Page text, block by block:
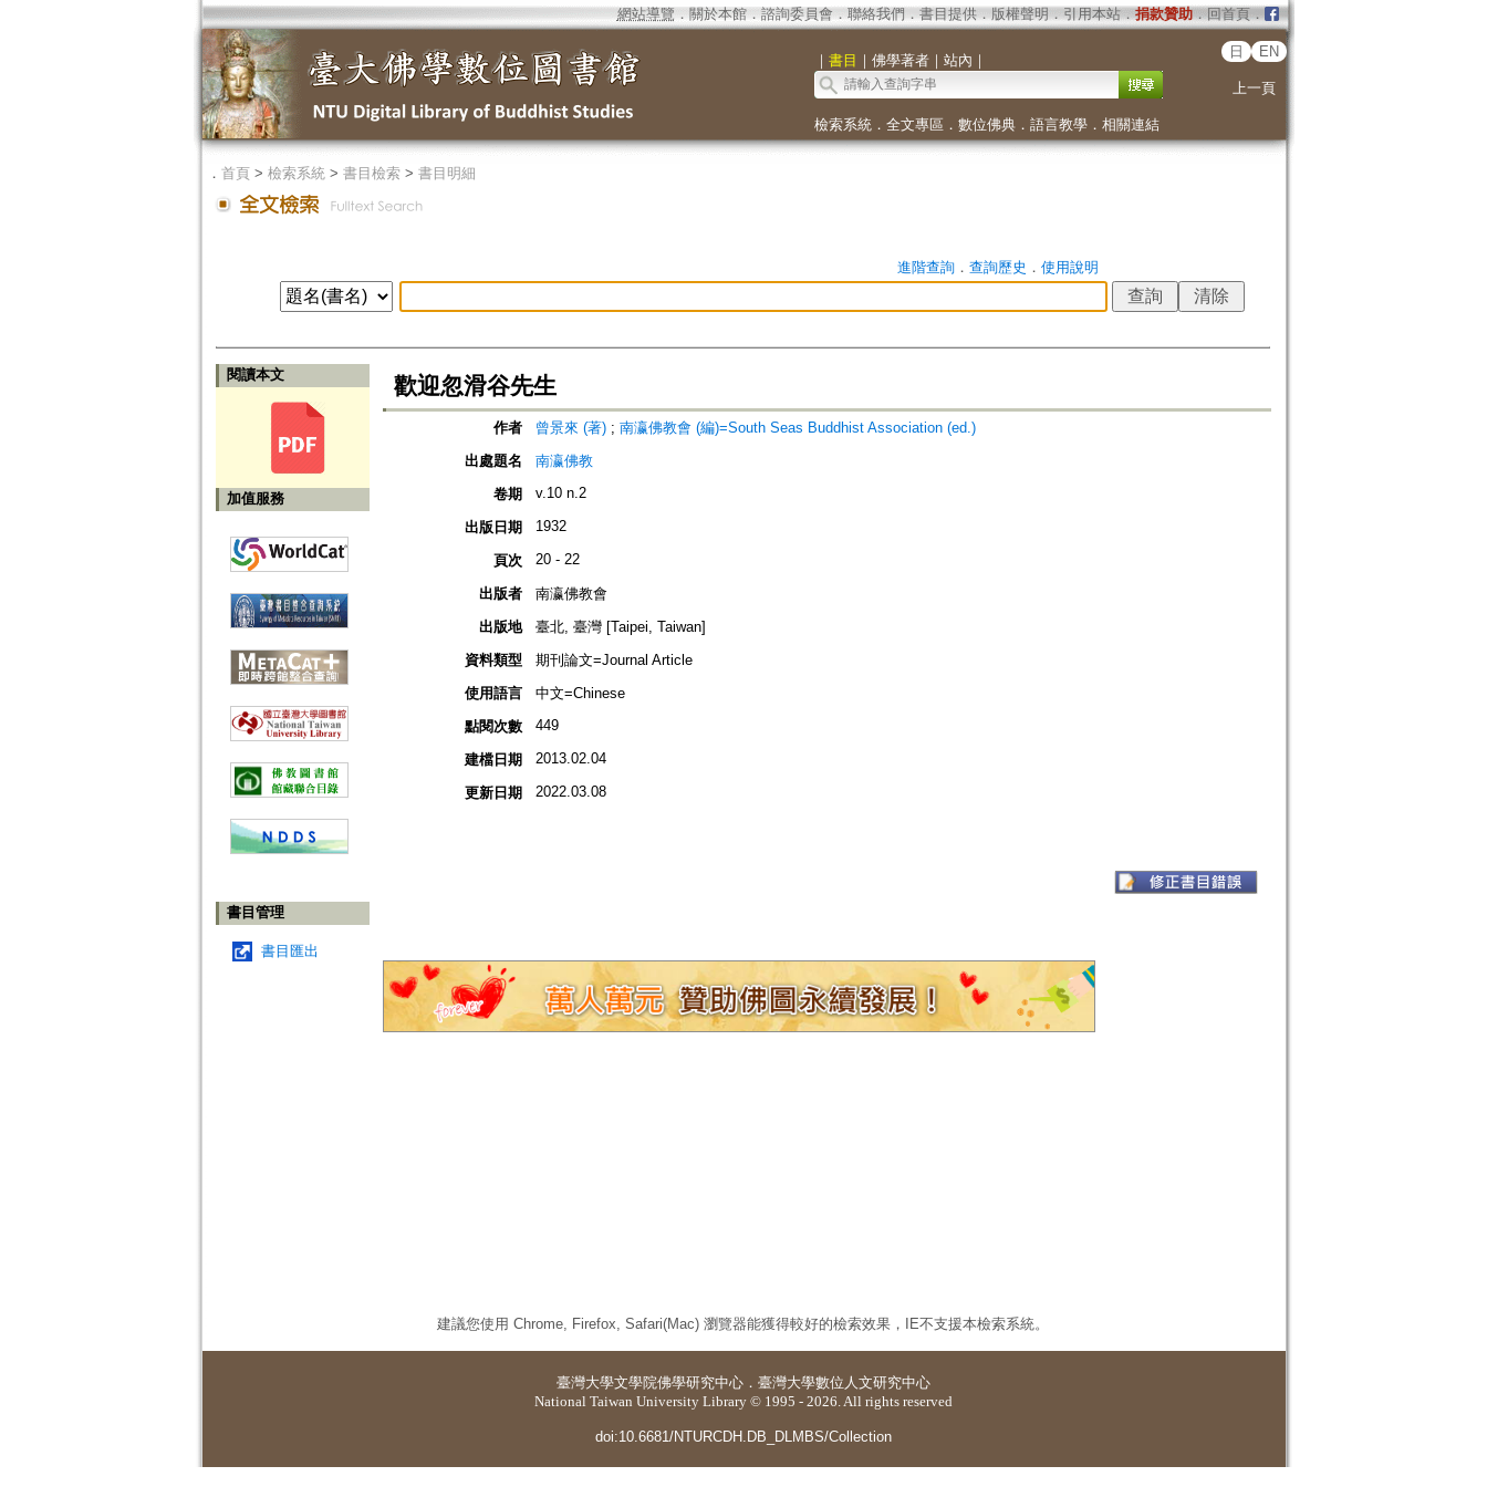
網站導覽 ． 關於本館． 諮詢委員會． 聯絡我們 ． 書目提供． 版權聲明 ． 引用本站． 捐款贊助．回首頁．
｜ 書目 ｜ 佛學著者｜ 站內 ｜
日 EN
上一頁
檢索系統． 全文專區 ． 數位佛典． 語言教學． 相關連結
． 首頁> 檢索系統> 書目檢索> 書目明細
進階查詢． 查詢歷史 ． 使用說明
閱讀本文
加值服務
書目管理
書目匯出
歡迎忽滑谷先生
作者 曾景來 (著); 南瀛佛教會 (編)=South Seas Buddhist Association (ed.)
出處題名
南瀛佛教
卷期
v.10 n.2
出版日期 1932
頁次 20 - 22
出版者
南瀛佛教會
出版地
臺北, 臺灣 [Taipei, Taiwan]
資料類型
期刊論文=Journal Article
使用語言
中文=Chinese
點閱次數
449
建檔日期 2013.02.04
更新日期 2022.03.08
建議您使用 Chrome, Firefox, Safari(Mac) 瀏覽器能獲得較好的檢索效果，IE不支援本檢索系統。
臺灣大學文學院佛學研究中心 ． 臺灣大學數位人文研究中心
National Taiwan University Library © 1995 - 2026. All rights reserved
doi:10.6681/NTURCDH.DB_DLMBS/Collection